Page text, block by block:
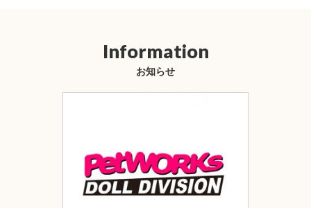
Information
お知らせ